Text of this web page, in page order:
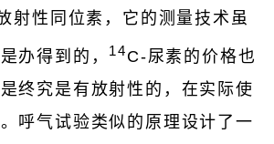
射性同位素，它的测量技术虽
办得到的， 14C-尿素的价格也
终究是有放射性的，在实际使
呼气试验类似的原理设计了一